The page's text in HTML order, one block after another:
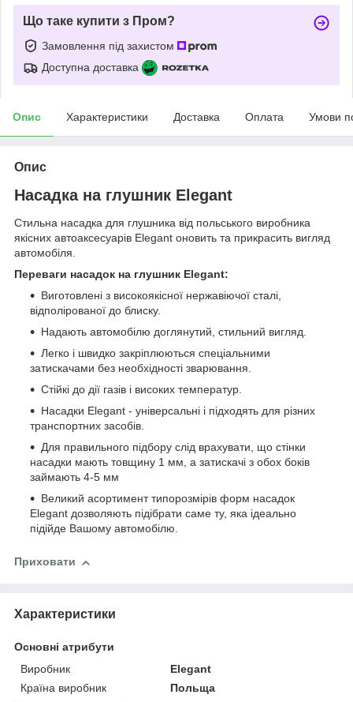
Що таке купити з Пром?
Замовлення під захистом
Доступна доставка
Опис Характеристики Доставка Оплата Умови
Опис
Насадка на глушник Elegant
Стильна насадка для глушника від польського виробника
якісних автоаксесуарів Elegant оновить та прикрасить вигляд
автомобіля.
Переваги насадок на глушник Elegant:
Виготовлені з високоякісної нержавіючої сталі,
відполірованої до блиску.
Надають автомобілю доглянутий, стильний вигляд.
Легко і швидко закріплюються спеціальними
затискачами без необхідності зварювання.
Стійкі до дії газів і високих температур.
Насадки Elegant - універсальні і підходять для різних
транспортних засобів.
Для правильного підбору слід врахувати, що стінки
насадки мають товщину 1 мм, а затискачі з обох боків
займають 4-5 мм
Великий асортимент типорозмірів форм насадок
Elegant дозволяють підібрати саме ту, яка ідеально
підійде Вашому автомобілю.
Приховати
Характеристики
Основні атрибути
Виробник
Elegant
Країна виробник
Польща